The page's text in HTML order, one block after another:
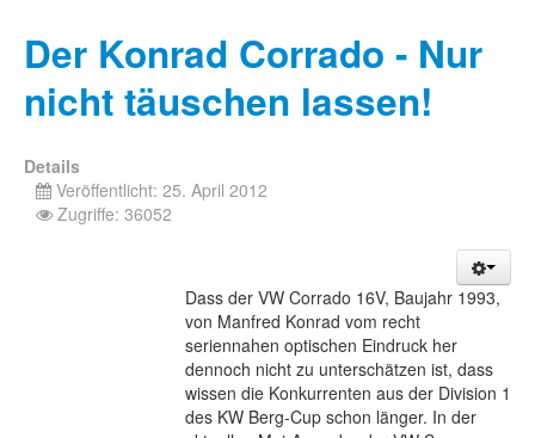
Der Konrad Corrado - Nur
nicht täuschen lassen!
Details
Veröffentlicht: 25. April 2012
Zugriffe: 36052
Dass der VW Corrado 16V, Baujahr 1993,
von Manfred Konrad vom recht
seriennahen optischen Eindruck her
dennoch nicht zu unterschätzen ist, dass
wissen die Konkurrenten aus der Division 1
des KW Berg-Cup schon länger. In der